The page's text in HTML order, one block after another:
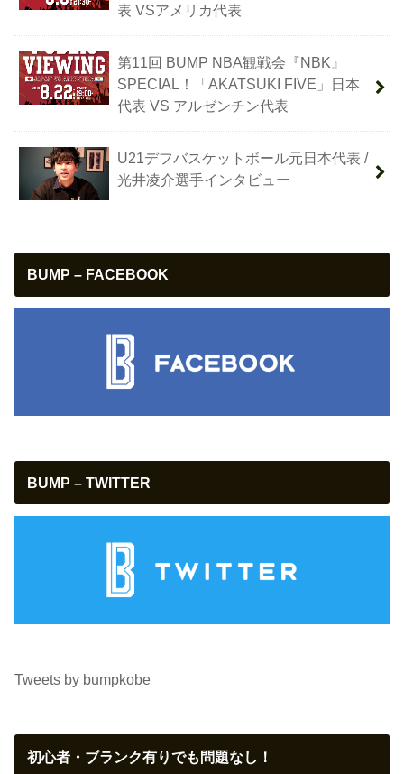
表 VSアメリカ代表
第11回 BUMP NBA観戦会『NBK』
SPECIAL！「AKATSUKI FIVE」日本
代表 VS アルゼンチン代表
U21デフバスケットボール元日本代表 /
光井凌介選手インタビュー
BUMP – FACEBOOK
BUMP – TWITTER
Tweets by bumpkobe
初心者・ブランク有りでも問題なし！